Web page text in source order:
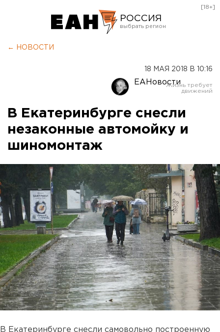
РОССИЯ
Оренбург
[18+]
← НОВОСТИ
18 МАЯ 2018 В 10:16
ЕАНовости
В Екатеринбурге снесли
незаконные автомойку и
шиномонтаж
В Екатеринбурге снесли самовольно построенную